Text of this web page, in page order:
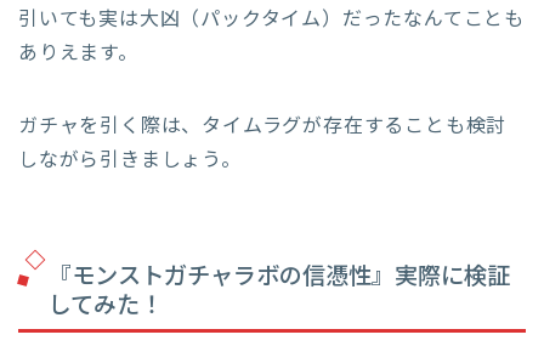
引いても実は大凶（パックタイム）だったなんてことも
ありえます。
ガチャを引く際は、タイムラグが存在することも検討
しながら引きましょう。
『モンストガチャラボの信憑性』実際に検証
してみた！